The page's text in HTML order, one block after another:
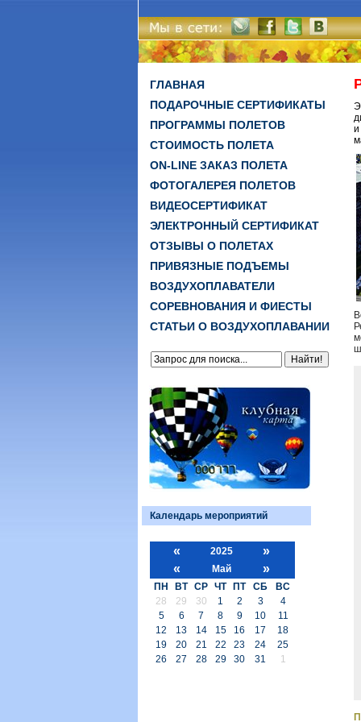
ГЛАВНАЯ
ПОДАРОЧНЫЕ СЕРТИФИКАТЫ
ПРОГРАММЫ ПОЛЕТОВ
СТОИМОСТЬ ПОЛЕТА
ON-LINE ЗАКАЗ ПОЛЕТА
ФОТОГАЛЕРЕЯ ПОЛЕТОВ
ВИДЕОСЕРТИФИКАТ
ЭЛЕКТРОННЫЙ СЕРТИФИКАТ
ОТЗЫВЫ О ПОЛЕТАХ
ПРИВЯЗНЫЕ ПОДЪЕМЫ
ВОЗДУХОПЛАВАТЕЛИ
СОРЕВНОВАНИЯ И ФИЕСТЫ
СТАТЬИ О ВОЗДУХОПЛАВАНИИ
Календарь мероприятий
« 2025
»
«
Май »
ПН ВТ СР ЧТ ПТ СБ
ВС
28
29 30 1 2 3
4
5
6 7 8 9 10
11
12
13 14 15 16 17
18
19
20 21 22 23 24
25
26
27 28 29 30 31 1
и